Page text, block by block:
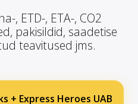
, ETD-, ETA-, CO2
pakisildid, saadetise
teavitused jms.
+ Express Heroes UAB